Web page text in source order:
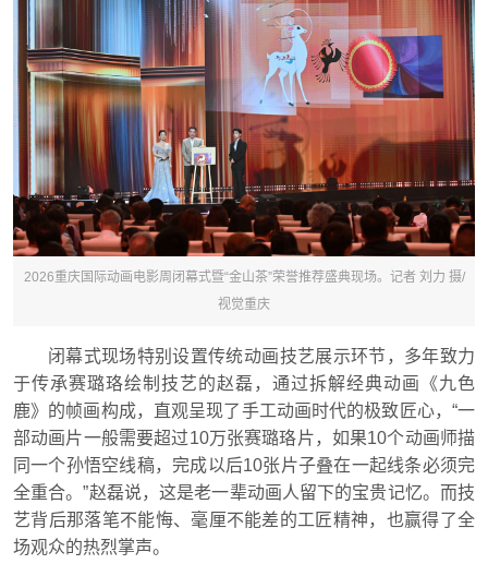
2026重庆国际动画电影周闭幕式暨“金山茶”荣誉推荐盛典现场。记者 刘力 摄/
视觉重庆
闭幕式现场特别设置传统动画技艺展示环节，多年致力
于传承赛璐珞绘制技艺的赵磊，通过拆解经典动画《九色
鹿》的帧画构成，直观呈现了手工动画时代的极致匠心，“一
部动画片一般需要超过10万张赛璐珞片，如果10个动画师描
同一个孙悟空线稿，完成以后10张片子叠在一起线条必须完
全重合。”赵磊说，这是老一辈动画人留下的宝贵记忆。而技
艺背后那落笔不能悔、毫厘不能差的工匠精神，也赢得了全
场观众的热烈掌声。